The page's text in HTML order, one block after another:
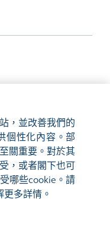
，並改善我們的
個性化內容。部
關重要。對於其
，或者閣下也可
哪些cookie。請
更多詳情。